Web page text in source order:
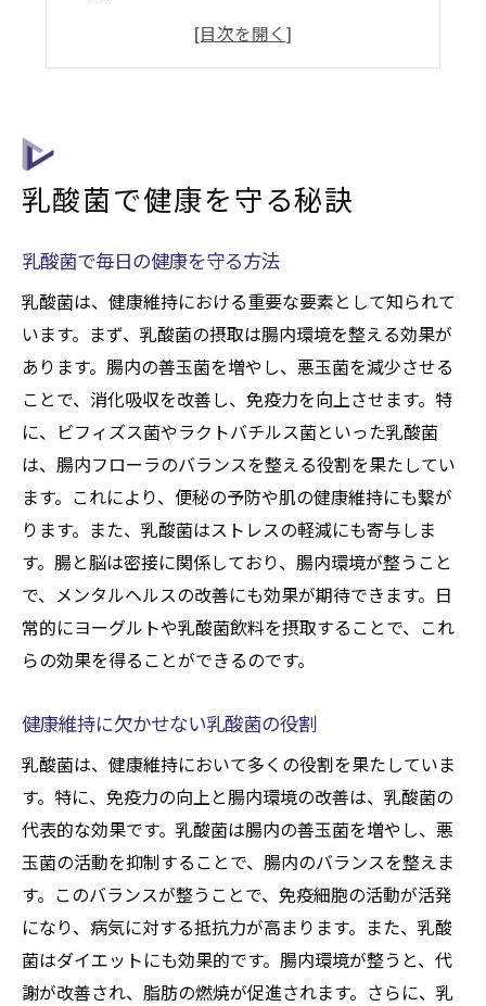
乳酸菌で健康な生活を手に入れる
腸内環境を整えるための乳酸菌
腸内環境改善に役立つ乳酸菌とは
腸内を整える乳酸菌の選び方
乳酸菌が腸内環境に与える効果
乳酸菌でダイエット効果を実感
乳酸菌でダイエット成功への道
ダイエットに乳酸菌が効く理由
乳酸菌を活用したダイエット法
乳酸菌でダイエット効果を引き出す
健康的に痩せるための乳酸菌利用法
乳酸菌でダイエットを加速する方法
免疫力を上げる乳酸菌の見つけ方
乳酸菌で免疫力を高める秘訣
健康維持に役立つ乳酸菌の選択法
乳酸菌が免疫力に与える影響とは
効果的に免疫力を強化する乳酸菌
乳酸菌選びで免疫力をアップさせる
毎日摂取したい乳酸菌の種類
日常的に摂取する乳酸菌の選び方
乳酸菌で健康を守る秘訣
乳酸菌で毎日の健康を守る方法
乳酸菌は、健康維持における重要な要素として知られて
います。まず、乳酸菌の摂取は腸内環境を整える効果が
あります。腸内の善玉菌を増やし、悪玉菌を減少させる
ことで、消化吸収を改善し、免疫力を向上させます。特
に、ビフィズス菌やラクトバチルス菌といった乳酸菌
は、腸内フローラのバランスを整える役割を果たしてい
ます。これにより、便秘の予防や肌の健康維持にも繋が
ります。また、乳酸菌はストレスの軽減にも寄与しま
す。腸と脳は密接に関係しており、腸内環境が整うこと
で、メンタルヘルスの改善にも効果が期待できます。日
常的にヨーグルトや乳酸菌飲料を摂取することで、これ
らの効果を得ることができるのです。
健康維持に欠かせない乳酸菌の役割
乳酸菌は、健康維持において多くの役割を果たしていま
す。特に、免疫力の向上と腸内環境の改善は、乳酸菌の
代表的な効果です。乳酸菌は腸内の善玉菌を増やし、悪
玉菌の活動を抑制することで、腸内のバランスを整えま
す。このバランスが整うことで、免疫細胞の活動が活発
になり、病気に対する抵抗力が高まります。また、乳酸
菌はダイエットにも効果的です。腸内環境が整うと、代
謝が改善され、脂肪の燃焼が促進されます。さらに、乳